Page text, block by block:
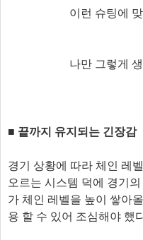
이런 슈팅에
나만 그렇게
■ 끝까지 유지되는 긴장감
경기 상황에 따라 체인 레
오르는 시스템 덕에 경기
가 체인 레벨을 높이 쌓아
용 할 수 있어 조심해야 했